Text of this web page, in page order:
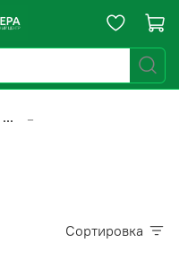
...
Сортировка